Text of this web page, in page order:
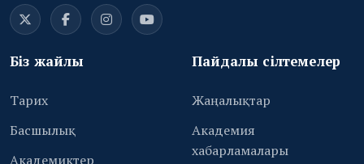
Біз жайлы
Тарих
Басшылық
Академиктер
Пайдалы сілтемелер
Жаңалықтар
Академия
хабарламалары